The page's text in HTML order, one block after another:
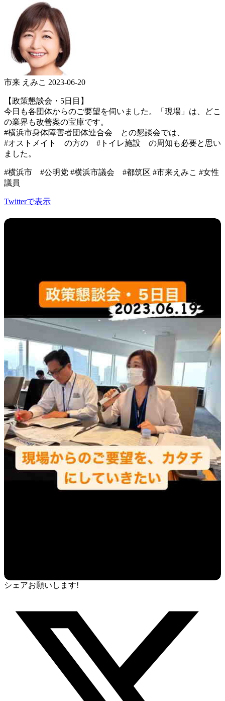
市来 えみこ 2023-06-20
【政策懇談会・5日目】
今日も各団体からのご要望を伺いました。「現場」は、どこ
の業界も改善案の宝庫です。
#横浜市身体障害者団体連合会 との懇談会では、
#オストメイト の方の #トイレ施設 の周知も必要と思い
ました。
#横浜市 #公明党 #横浜市議会 #都筑区 #市来えみこ #女性
議員
Twitterで表示
シェアお願いします!